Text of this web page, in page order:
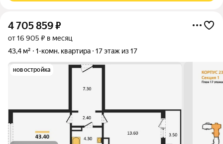
4 705 859₽
от 16 905 ₽ в месяц
43,4 м²
1-комн. квартира 17 этаж из 17
новостройка